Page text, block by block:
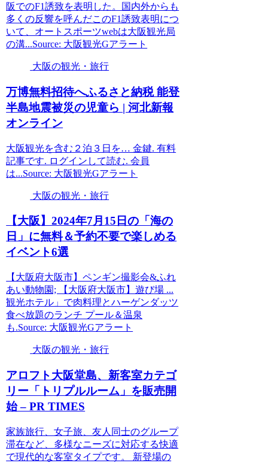
阪でのF1誘致を表明した。国内外からも
多くの反響を呼んだこのF1誘致表明につ
いて、オートスポーツwebは大阪観光局
の溝...Source: 大阪観光Gアラート
大阪の観光・旅行
万博無料招待へふるさと納税 能登
半島地震被災の児童ら | 河北新報
オンライン
大阪観光を含む２泊３日を… 金鍵. 有料
記事です. ログインして読む. 会員
は...Source: 大阪観光Gアラート
大阪の観光・旅行
【大阪】2024年7月15日の「海の
日」に無料＆予約不要で楽しめる
イベント6選
【大阪府大阪市】ペンギン撮影会&ふれ
あい動物園; 【大阪府大阪市】遊び場 ...
観光ホテル」で肉料理とハーゲンダッツ
食べ放題のランチ プール＆温泉
も.Source: 大阪観光Gアラート
大阪の観光・旅行
アロフト大阪堂島、新客室カテゴ
リー「トリプルルーム」を販売開
始 – PR TIMES
家族旅行、女子旅、友人同士のグループ
滞在など、多様なニーズに対応する快適
で現代的な客室タイプです。 新登場の